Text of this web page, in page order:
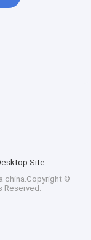
Site
china.Copyright ©